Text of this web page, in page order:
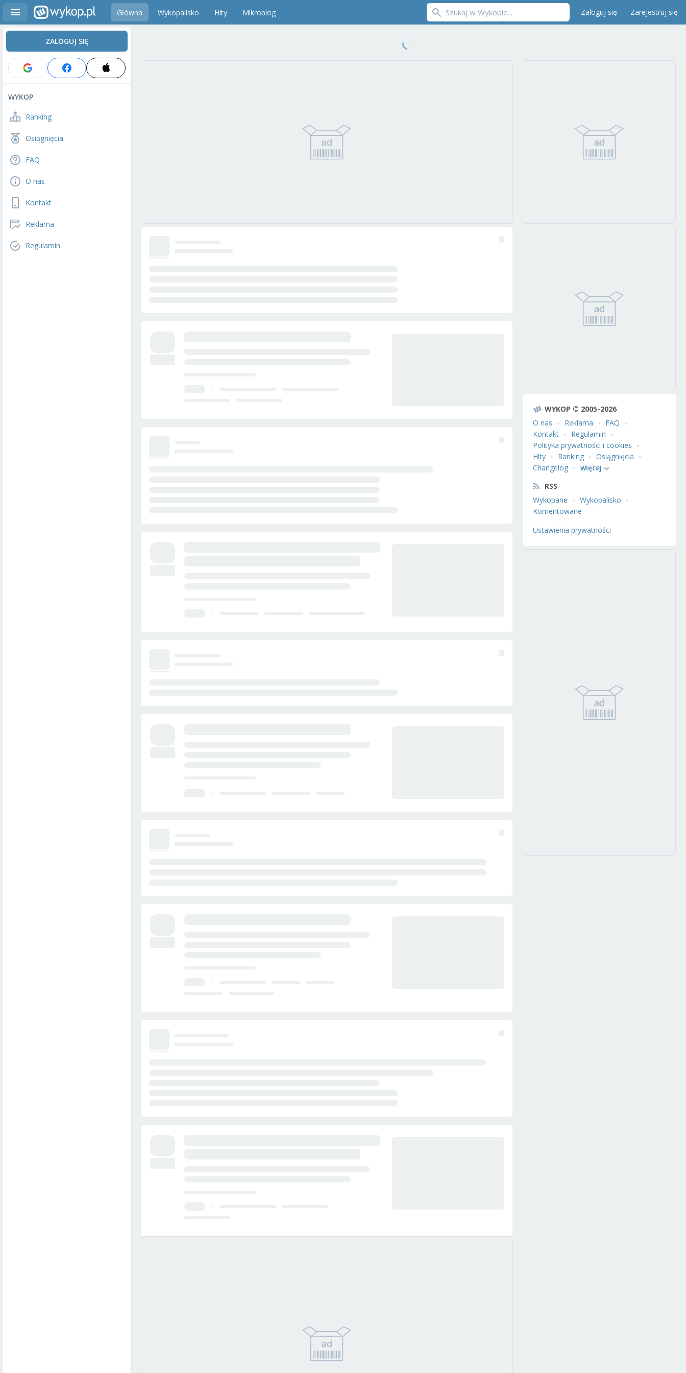
Główna Wykopalisko Hity Mikroblog Zaloguj się Zarejestruj się
ZALOGUJ SIĘ
WYKOP
Ranking
Osiągnięcia
FAQ
O nas
Kontakt
Reklama
Regulamin
WYKOP © 2005-2026
O nas
Reklama
FAQ
Kontakt
Regulamin
Polityka prywatności i cookies
Hity
Ranking
Osiągnięcia
Changelog
więcej
RSS
Wykopane
Wykopalisko
Komentowane
Ustawienia prywatności